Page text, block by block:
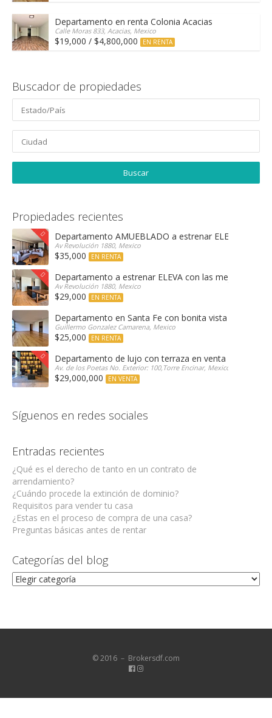
Departamento en renta Colonia Acacias
Calle Moras 833, Acacias, Mexico
$19,000 / $4,800,000 EN RENTA
Buscador de propiedades
Propiedades recientes
Departamento AMUEBLADO a estrenar ELEVA con
Av Revolución 1880, Mexico
$35,000 EN RENTA
Departamento a estrenar ELEVA con las mejores
Av Revolución 1880, Mexico
$29,000 EN RENTA
Departamento en Santa Fe con bonita vista arbolada
Guillermo Gonzalez Camarena, Mexico
$25,000 EN RENTA
Departamento de lujo con terraza en venta Encinar en
Av. de los Poetas No. Exterior: 100,Torre Encinar, Mexico
$29,000,000 EN VENTA
Síguenos en redes sociales
Entradas recientes
¿Qué es el derecho de tanto en un contrato de
arrendamiento?
¿Cuándo procede la extinción de dominio?
Requisitos para vender tu casa
¿Estas en el proceso de compra de una casa?
Preguntas básicas antes de rentar
Categorías del blog
Categorías
del
© 2016 － Brokersdf.com